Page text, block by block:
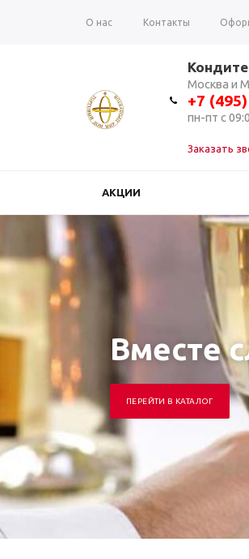
О нас Контакты
Москва и
+7
пн-пт с
Заказать
АКЦИИ
Вместе
ПЕРЕЙТИ В КАТАЛОГ